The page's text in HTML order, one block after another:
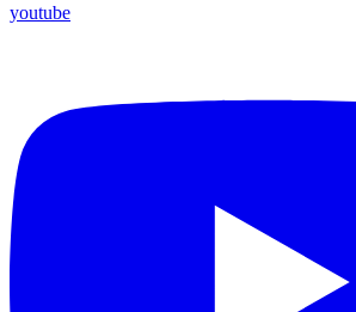
youtube